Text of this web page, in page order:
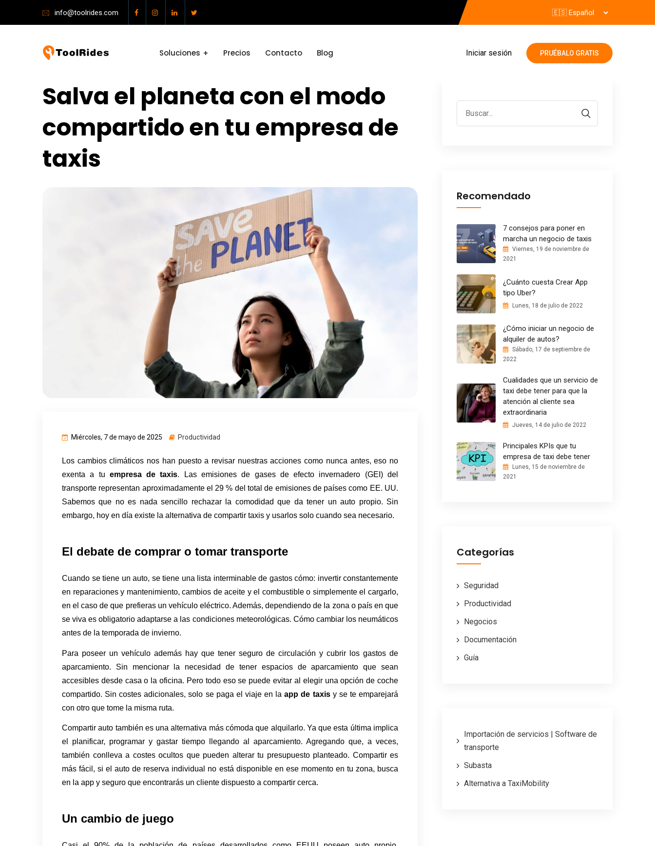
info@toolrides.com
Soluciones Precios Contacto Blog Iniciar sesión PRUÉBALO GRATIS
Salva el planeta con el modo
compartido en tu empresa de
taxis
Miércoles, 7 de mayo de 2025 Productividad
Los cambios climáticos nos han puesto a revisar nuestras acciones como nunca antes, eso no
exenta a tu empresa de taxis. Las emisiones de gases de efecto invernadero (GEI) del
transporte representan aproximadamente el 29 % del total de emisiones de países como EE. UU.
Sabemos que no es nada sencillo rechazar la comodidad que da tener un auto propio. Sin
embargo, hoy en día existe la alternativa de compartir taxis y usarlos solo cuando sea necesario.
El debate de comprar o tomar transporte
Cuando se tiene un auto, se tiene una lista interminable de gastos cómo: invertir constantemente
en reparaciones y mantenimiento, cambios de aceite y el combustible o simplemente el cargarlo,
en el caso de que prefieras un vehículo eléctrico. Además, dependiendo de la zona o país en que
se viva es obligatorio adaptarse a las condiciones meteorológicas. Cómo cambiar los neumáticos
antes de la temporada de invierno.
Para poseer un vehículo además hay que tener seguro de circulación y cubrir los gastos de
aparcamiento. Sin mencionar la necesidad de tener espacios de aparcamiento que sean
accesibles desde casa o la oficina. Pero todo eso se puede evitar al elegir una opción de coche
compartido. Sin costes adicionales, solo se paga el viaje en la app de taxis y se te emparejará
con otro que tome la misma ruta.
Compartir auto también es una alternativa más cómoda que alquilarlo. Ya que esta última implica
el planificar, programar y gastar tiempo llegando al aparcamiento. Agregando que, a veces,
también conlleva a costes ocultos que pueden alterar tu presupuesto planteado. Compartir es
más fácil, si el auto de reserva individual no está disponible en ese momento en tu zona, busca
en la app y seguro que encontrarás un cliente dispuesto a compartir cerca.
Un cambio de juego
Recomendado
7 consejos para poner en
marcha un negocio de taxis
Viernes, 19 de noviembre de
2021
¿Cuánto cuesta Crear App
tipo Uber?
Lunes, 18 de julio de 2022
¿Cómo iniciar un negocio de
alquiler de autos?
Sábado, 17 de septiembre de
2022
Cualidades que un servicio de
taxi debe tener para que la
atención al cliente sea
extraordinaria
Jueves, 14 de julio de 2022
Principales KPIs que tu
empresa de taxi debe tener
Lunes, 15 de noviembre de
2021
Categorías
Seguridad
Productividad
Negocios
Documentación
Guía
Importación de servicios | Software de
transporte
Subasta
Alternativa a TaxiMobility